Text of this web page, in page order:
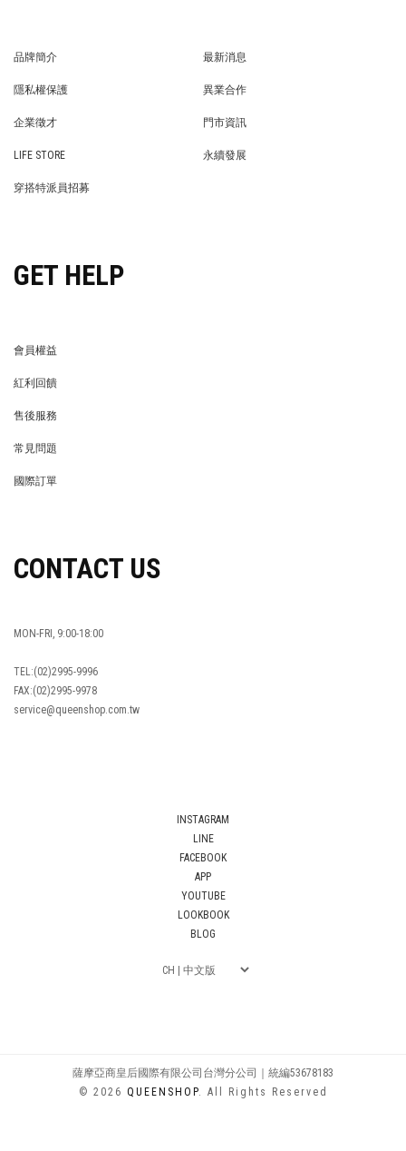
品牌簡介
最新消息
隱私權保護
異業合作
企業徵才
門市資訊
LIFE STORE
永續發展
穿搭特派員招募
GET HELP
會員權益
紅利回饋
售後服務
常見問題
國際訂單
CONTACT US
MON-FRI, 9:00-18:00
TEL:(02)2995-9996
FAX:(02)2995-9978
service@queenshop.com.tw
INSTAGRAM
LINE
FACEBOOK
APP
YOUTUBE
LOOKBOOK
BLOG
薩摩亞商皇后國際有限公司台灣分公司｜統編53678183
© 2026 QUEENSHOP. All Rights Reserved